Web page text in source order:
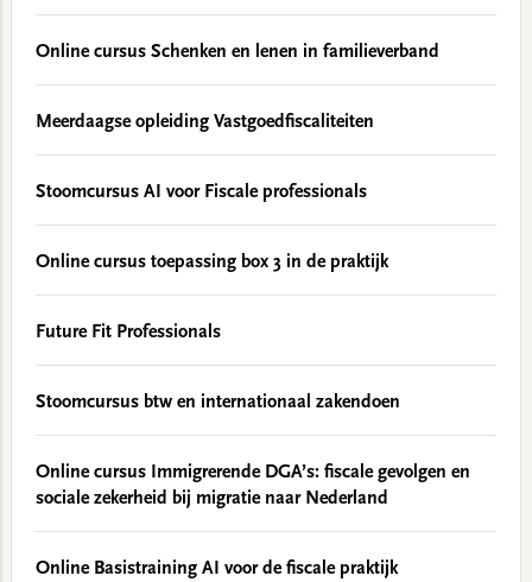
Online cursus Schenken en lenen in familieverband
Meerdaagse opleiding Vastgoedfiscaliteiten
Stoomcursus AI voor Fiscale professionals
Online cursus toepassing box 3 in de praktijk
Future Fit Professionals
Stoomcursus btw en internationaal zakendoen
Online cursus Immigrerende DGA’s: fiscale gevolgen en
sociale zekerheid bij migratie naar Nederland
Online Basistraining AI voor de fiscale praktijk